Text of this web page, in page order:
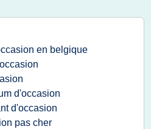
en belgique
d'occasion
d'occasion
pas cher